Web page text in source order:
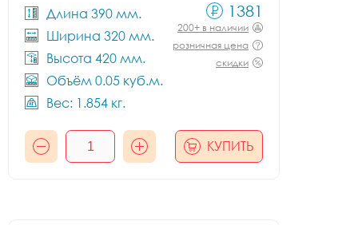
Длина 390 мм.
Ширина 320 мм.
Высота 420 мм.
Объём 0.05 куб.м.
Вес: 1.854 кг.
1381
200+ в наличии
розничная цена
скидки
КУПИТЬ